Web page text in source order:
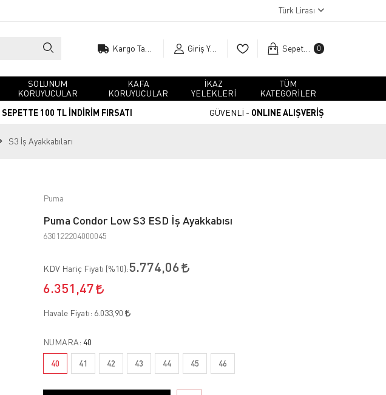
Türk Lirası
Giriş Yap Sepetim 0
SOLUNUM
KORUYUCULAR
KAFA
KORUYUCULAR
İKAZ
YELEKLERİ
TÜM
KATEGORİLER
SEPETTE 100 TL İNDİRİM FIRSATI GÜVENLİ - ONLINE ALIŞVERİŞ
S3 İş Ayakkabıları
Puma
Puma Condor Low S3 ESD İş Ayakkabısı
630122204000045
KDV Hariç Fiyatı (%10):5.774,06
6.351,47
Havale Fiyatı: 6.033,90
NUMARA: 40
40 41 42 43 44 45 46